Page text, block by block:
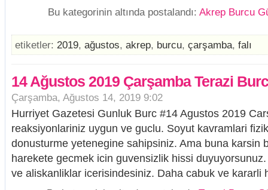
Bu kategorinin altında postalandı: Akrep Burcu
etiketler: 2019, ağustos, akrep, burcu, çarşamba, falı
14 Ağustos 2019 Çarşamba Terazi
Çarşamba, Ağustos 14, 2019 9:02
Hurriyet Gazetesi Gunluk Burc #14 Agustos 2019
reaksiyonlariniz uygun ve guclu. Soyut kavramlari
donusturme yetenegine sahipsiniz. Ama buna karsin
harekete gecmek icin guvensizlik hissi
ve aliskanliklar icerisindesiniz. Daha cabuk ve kararli